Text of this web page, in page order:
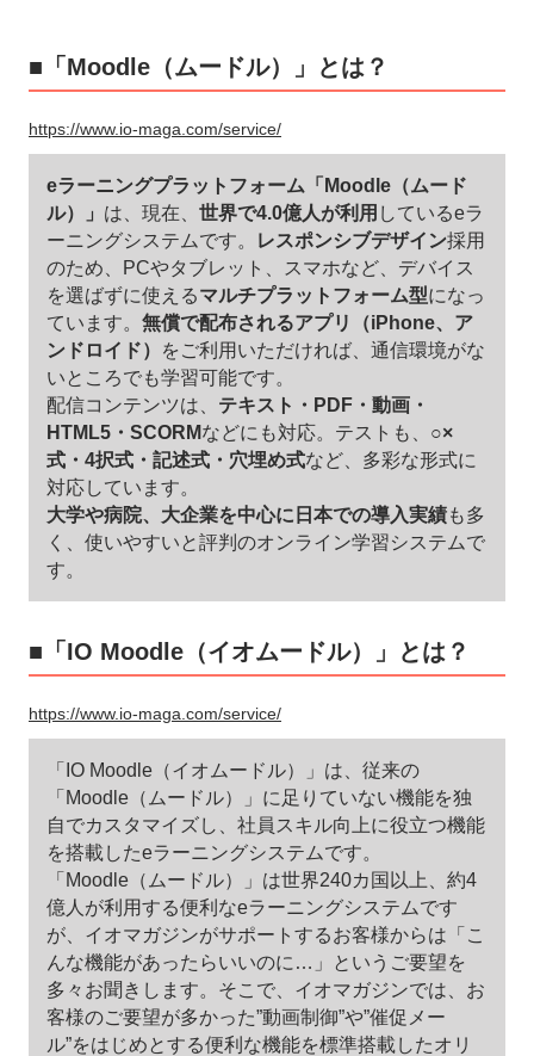
■「Moodle（ムードル）」とは？
https://www.io-maga.com/service/
eラーニングプラットフォーム「Moodle（ムード
ル）」 は、現在、 世界で4.0億人が利用 しているeラ
ーニングシステムです。
レスポンシブデザイン採用
のため、PCやタブレット、スマホなど、デバイス
を選ばずに使えるマルチプラットフォーム型になっ
ています。 無償で配布されるアプリ（iPhone、ア
ンドロイド）
をご利用いただければ、通信環境がな
いところでも学習可能です。
配信コンテンツは、 テキスト・PDF・動画・
HTML5・SCORMなどにも対応。テストも、 ○×
式・4択式・記述式・穴埋め式など、多彩な形式に
対応しています。
大学や病院、大企業を中心に日本での導入実績も多
く、使いやすいと評判のオンライン学習システムで
す。
■「IO Moodle（イオムードル）」とは？
https://www.io-maga.com/service/
「IO Moodle（イオムードル）」は、従来の
「Moodle（ムードル）」に足りていない機能を独
自でカスタマイズし、社員スキル向上に役立つ機能
を搭載したeラーニングシステムです。
「Moodle（ムードル）」は世界240カ国以上、約4
億人が利用する便利なeラーニングシステムです
が、イオマガジンがサポートするお客様からは「こ
んな機能があったらいいのに…」というご要望を
多々お聞きします。そこで、イオマガジンでは、お
客様のご要望が多かった”動画制御”や”催促メー
ル”をはじめとする便利な機能を標準搭載したオリ